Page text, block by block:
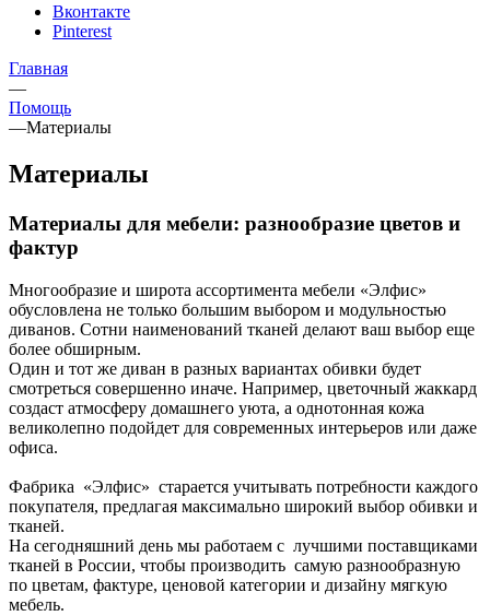
Вконтакте
Pinterest
Главная
—
Помощь
—Материалы
Материалы
Материалы для мебели: разнообразие цветов и
фактур
Многообразие и широта ассортимента мебели «Элфис»
обусловлена не только большим выбором и модульностью
диванов. Сотни наименований тканей делают ваш выбор еще
более обширным.
Один и тот же диван в разных вариантах обивки будет
смотреться совершенно иначе. Например, цветочный жаккард
создаст атмосферу домашнего уюта, а однотонная кожа
великолепно подойдет для современных интерьеров или даже
офиса.
Фабрика «Элфис» старается учитывать потребности каждого
покупателя, предлагая максимально широкий выбор обивки и
тканей.
На сегодняшний день мы работаем с лучшими поставщиками
тканей в России, чтобы производить самую разнообразную
по цветам, фактуре, ценовой категории и дизайну мягкую
мебель.